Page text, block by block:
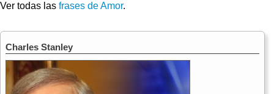
Ver todas las frases de Amor.
Charles Stanley